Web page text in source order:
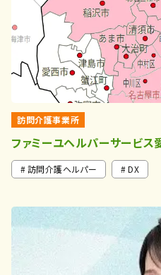
訪問介護事業所
ファミーユヘルパーサービス
訪問介護ヘルパー DX